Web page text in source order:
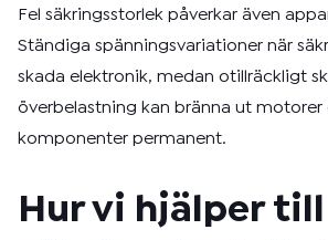
Fel säkringsstorlek påverkar även
Ständiga spänningsvariationer när
skada elektronik, medan otillräckligt
överbelastning kan bränna ut motorer
komponenter permanent.
Hur vi hjälper till